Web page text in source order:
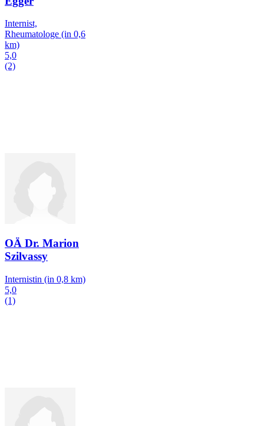
Internist,
Rheumatologe (in 0,6
km)
5,0
(2)
OÄ Dr. Marion
Szilvassy
Internistin (in 0,8 km)
5,0
(1)